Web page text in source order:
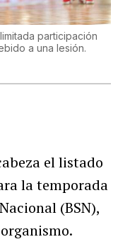
participación
a una lesión.
el listado
la temporada
(BSN),